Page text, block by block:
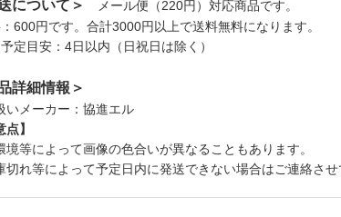
について＞
メール便（220円）対応商品です。
600円です。合計3000円以上で送料無料になります。
定目安：4日以内（日祝日は除く）
詳細情報＞
メーカー：協進エル
点】
境等によって画像の色合いが異なることもあります。
れ等によって予定日内に発送できない場合はご連絡させ